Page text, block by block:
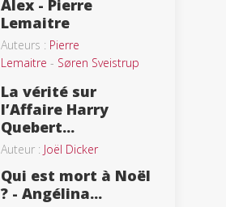
Alex - Pierre
Lemaitre
Auteurs : Pierre
Lemaitre - Søren Sveistrup
La vérité sur
l’Affaire Harry
Quebert...
Auteur : Joël Dicker
Qui est mort à Noël
? - Angélina...